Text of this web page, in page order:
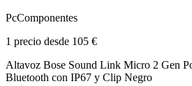
PcComponentes
1 precio desde 105 €
Altavoz Bose Sound Link Micro 2 Gen
Bluetooth con IP67 y Clip Negro